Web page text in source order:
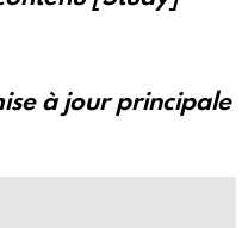
à jour principale